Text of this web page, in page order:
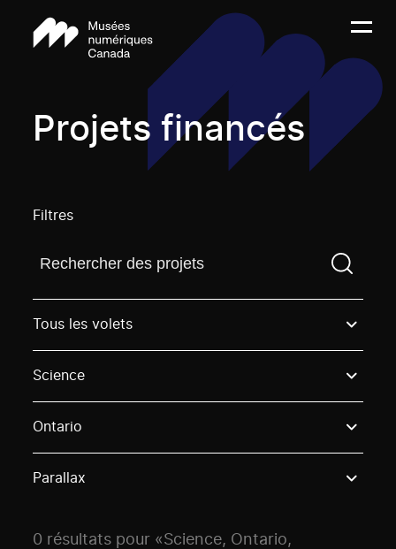
Projets financés
Filtres
Trouvez un projetVous devez saisir un terme de
Tous les volets
Science
Ontario
Parallax
0 résultats pour «Science, Ontario,